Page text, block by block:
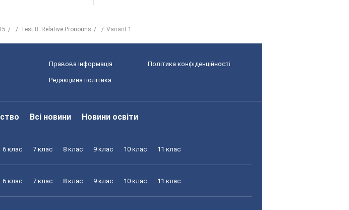
Test 8. Relative Pronouns Variant 1
Правова інформація Політика конфіденційності
Редакційна політика
Всі новини Новини освіти
6 клас 7 клас 8 клас 9 клас 10 клас 11 клас
6 клас 7 клас 8 клас 9 клас 10 клас 11 клас